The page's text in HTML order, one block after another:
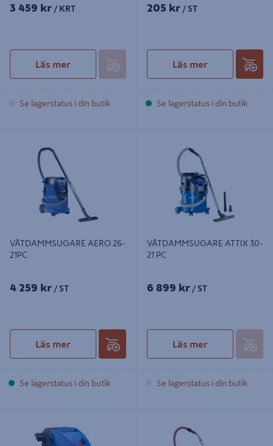
3 459 kr / KRT
Läs mer
Se lagerstatus i din butik
205 kr / ST
Läs mer
Se lagerstatus i din butik
VÅTDAMMSUGARE AERO 26-
21PC
4 259 kr / ST
Läs mer
Se lagerstatus i din butik
VÅTDAMMSUGARE ATTIX 30-
21 PC
6 899 kr / ST
Läs mer
Se lagerstatus i din butik
200/960 FAX